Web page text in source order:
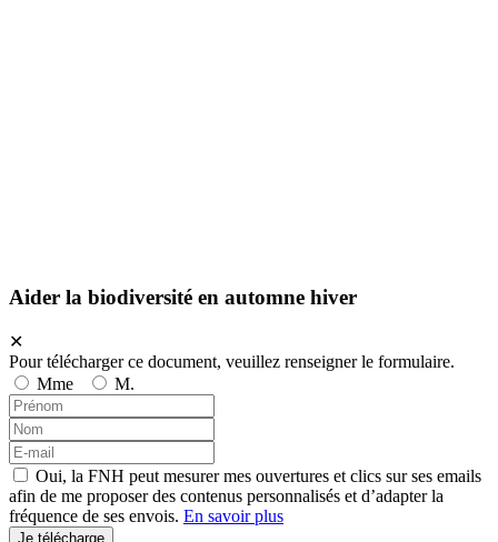
Aider la biodiversité en automne hiver
✕
Pour télécharger ce document, veuillez renseigner le formulaire.
Mme
M.
Oui, la FNH peut mesurer mes ouvertures et clics sur ses emails
afin de me proposer des contenus personnalisés et d’adapter la
fréquence de ses envois. En savoir plus